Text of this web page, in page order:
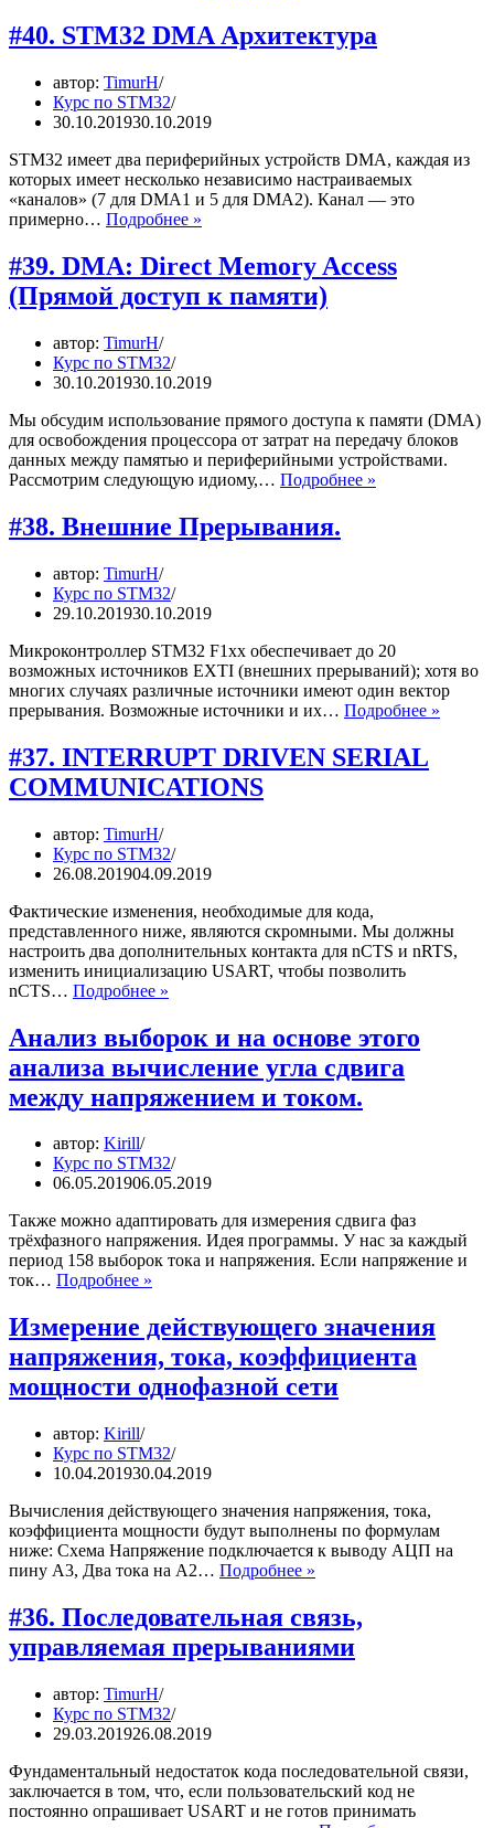
SPI
DMA
#40. STM32 DMA Архитектура
автор: TimurH
Курс по STM32
30.10.201930.10.2019
STM32 имеет два периферийных устройств DMA, каждая из
которых имеет несколько независимо настраиваемых
«каналов» (7 для DMA1 и 5 для DMA2). Канал — это
примерно… Подробнее »
DMA
Архитектура
#39. DMA: Direct Memory Access
(Прямой доступ к памяти)
автор: TimurH
Курс по STM32
30.10.201930.10.2019
Мы обсудим использование прямого доступа к памяти (DMA)
для освобождения процессора от затрат на передачу блоков
данных между памятью и периферийными устройствами.
Рассмотрим следующую идиому,… Подробнее »
#38. Внешние Прерывания.
автор: TimurH
Курс по STM32
29.10.201930.10.2019
Микроконтроллер STM32 F1xx обеспечивает до 20
возможных источников EXTI (внешних прерываний); хотя во
многих случаях различные источники имеют один вектор
прерывания. Возможные источники и их… Подробнее »
#37. INTERRUPT DRIVEN SERIAL
COMMUNICATIONS
автор: TimurH
Курс по STM32
26.08.201904.09.2019
Фактические изменения, необходимые для кода,
представленного ниже, являются скромными. Мы должны
настроить два дополнительных контакта для nCTS и nRTS,
изменить инициализацию USART, чтобы позволить
nCTS… Подробнее »
SERIAL
COMMUNICATIONS
Анализ выборок и на основе этого
анализа вычисление угла сдвига
между напряжением и током.
автор: Kirill
Курс по STM32
06.05.201906.05.2019
Также можно адаптировать для измерения сдвига фаз
трёхфазного напряжения. Идея программы. У нас за каждый
период 158 выборок тока и напряжения. Если напряжение и
ток… Подробнее »
и
на
основе
этого
анализа
сдвига
между
и
током.
Измерение действующего значения
напряжения, тока, коэффициента
мощности однофазной сети
автор: Kirill
Курс по STM32
10.04.201930.04.2019
Вычисления действующего значения напряжения, тока,
коэффициента мощности будут выполнены по формулам
ниже: Схема Напряжение подключается к выводу АЦП на
пину A3, Два тока на A2… Подробнее »
напряжения,
тока,
#36. Последовательная связь,
управляемая прерываниями
автор: TimurH
Курс по STM32
29.03.201926.08.2019
Фундаментальный недостаток кода последовательной связи,
заключается в том, что, если пользовательский код не
постоянно опрашивает USART и не готов принимать